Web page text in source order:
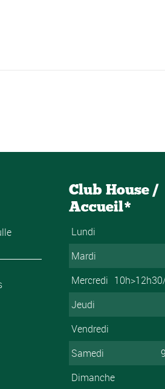
Club House /
Accueil*
Lundi
Mardi
Mercredi
Jeudi
Vendredi
Samedi
Dimanche